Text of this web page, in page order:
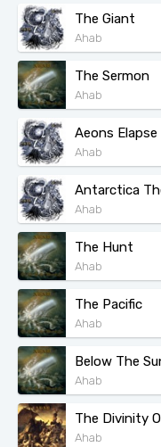
The Giant
Ahab
The Sermon
Ahab
Aeons Elapse
Ahab
Antarctica
Ahab
The Hunt
Ahab
The Pacific
Ahab
Below The
Ahab
The Divinity
Ahab